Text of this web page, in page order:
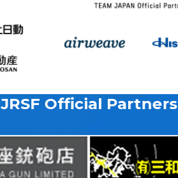
JRSF Official Partners